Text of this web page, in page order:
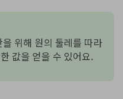
위해 원의 둘레를 따라
값을 얻을 수 있어요.